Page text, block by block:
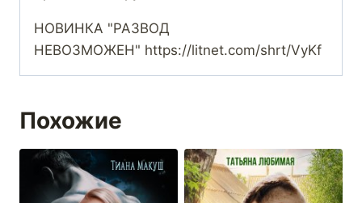
НОВИНКА "РАЗВОД
НЕВОЗМОЖЕН" https://litnet.com/shrt/VyKf
Похожие